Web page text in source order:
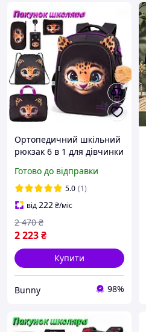
Ортопедичний шкільний
рюкзак 6 в 1 для дівчинки
см з Тигром для
молодших класів (SET 150-
49)
Готово до відправки
5.0 (1)
від222₴/міс
2 223₴
2 470 ₴
Купити
Bunny 98%